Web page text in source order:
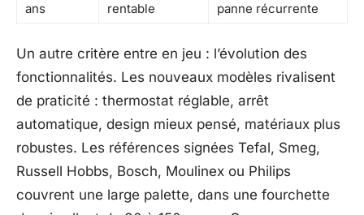
ans
rentable
panne récurrente
Un autre critère entre en jeu : l’évolution des
fonctionnalités. Les nouveaux modèles rivalisent
de praticité : thermostat réglable, arrêt
automatique, design mieux pensé, matériaux plus
robustes. Les références signées Tefal, Smeg,
Russell Hobbs, Bosch, Moulinex ou Philips
couvrent une large palette, dans une fourchette